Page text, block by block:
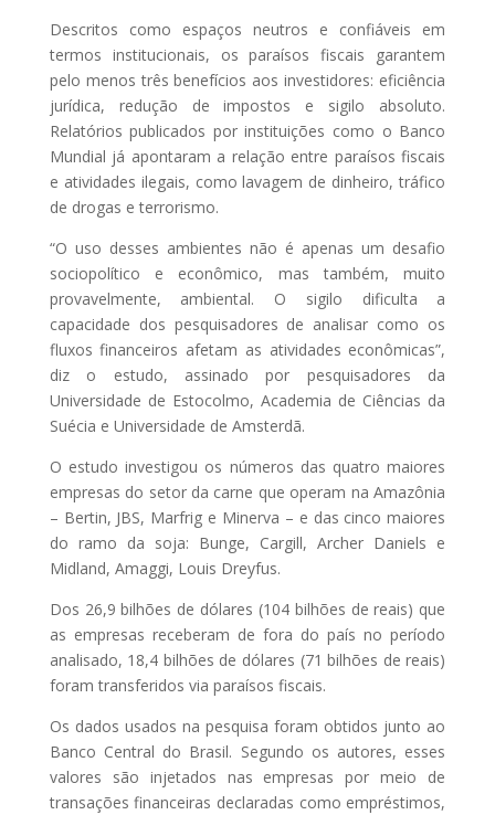
Descritos como espaços neutros e confiáveis em
termos institucionais, os paraísos fiscais garantem
pelo menos três benefícios aos investidores: eficiência
jurídica, redução de impostos e sigilo absoluto.
Relatórios publicados por instituições como o Banco
Mundial já apontaram a relação entre paraísos fiscais
e atividades ilegais, como lavagem de dinheiro, tráfico
de drogas e terrorismo.
“O uso desses ambientes não é apenas um desafio
sociopolítico e econômico, mas também, muito
provavelmente, ambiental. O sigilo dificulta a
capacidade dos pesquisadores de analisar como os
fluxos financeiros afetam as atividades econômicas”,
diz o estudo, assinado por pesquisadores da
Universidade de Estocolmo, Academia de Ciências da
Suécia e Universidade de Amsterdã.
O estudo investigou os números das quatro maiores
empresas do setor da carne que operam na Amazônia
– Bertin, JBS, Marfrig e Minerva – e das cinco maiores
do ramo da soja: Bunge, Cargill, Archer Daniels e
Midland, Amaggi, Louis Dreyfus.
Dos 26,9 bilhões de dólares (104 bilhões de reais) que
as empresas receberam de fora do país no período
analisado, 18,4 bilhões de dólares (71 bilhões de reais)
foram transferidos via paraísos fiscais.
Os dados usados na pesquisa foram obtidos junto ao
Banco Central do Brasil. Segundo os autores, esses
valores são injetados nas empresas por meio de
transações financeiras declaradas como empréstimos,